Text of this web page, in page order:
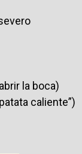
la boca)
caliente”)